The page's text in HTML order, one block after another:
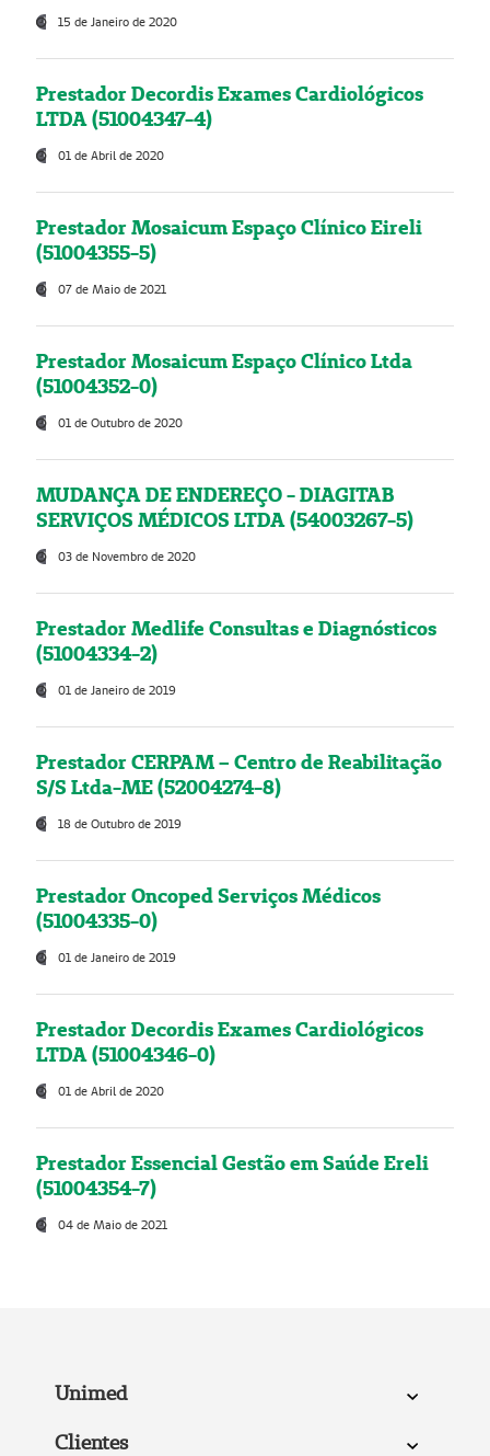
15 de Janeiro de 2020
Prestador Decordis Exames Cardiológicos
LTDA (51004347-4)
01 de Abril de 2020
Prestador Mosaicum Espaço Clínico Eireli
(51004355-5)
07 de Maio de 2021
Prestador Mosaicum Espaço Clínico Ltda
(51004352-0)
01 de Outubro de 2020
MUDANÇA DE ENDEREÇO - DIAGITAB
SERVIÇOS MÉDICOS LTDA (54003267-5)
03 de Novembro de 2020
Prestador Medlife Consultas e Diagnósticos
(51004334-2)
01 de Janeiro de 2019
Prestador CERPAM – Centro de Reabilitação
S/S Ltda-ME (52004274-8)
18 de Outubro de 2019
Prestador Oncoped Serviços Médicos
(51004335-0)
01 de Janeiro de 2019
Prestador Decordis Exames Cardiológicos
LTDA (51004346-0)
01 de Abril de 2020
Prestador Essencial Gestão em Saúde Ereli
(51004354-7)
04 de Maio de 2021
Unimed
Clientes